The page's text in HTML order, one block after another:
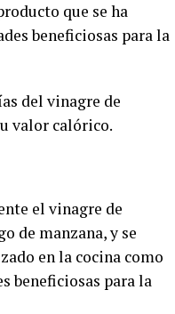
que se ha
beneficiosas para la
del vinagre de
valor calórico.
el vinagre de
de manzana, y se
en la cocina como
beneficiosas para la